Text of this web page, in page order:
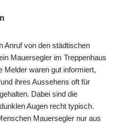
Anruf von den städtischen
Mauersegler im Treppenhaus
Melder waren gut informiert,
ihres Aussehens oft für
Dabei sind die
Augen recht typisch.
Mauersegler nur aus